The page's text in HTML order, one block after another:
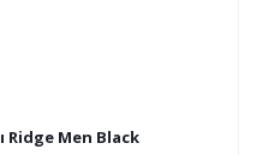
Men Black